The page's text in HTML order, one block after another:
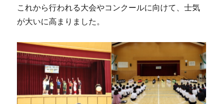
これから行われる大会やコンクールに向けて、士気
が大いに高まりました。